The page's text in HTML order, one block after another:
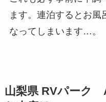
ます。連泊するとお風
なってしまいます…。
山梨県 RVパーク